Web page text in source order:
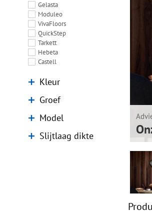
Gelasta
Moduleo
VivaFloors
QuickStep
Tarkett
Hebeta
Castell
Kleur
Groef
Model
Slijtlaag dikte